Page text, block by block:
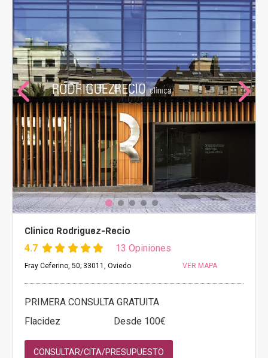
Clinica Rodriguez-Recio
4.7 13 Opiniones
Fray Ceferino, 50; 33011, Oviedo VER MAPA
PRIMERA CONSULTA GRATUITA
Flacidez
Desde 100€
CONSULTAR/CITA/PRESUPUESTO